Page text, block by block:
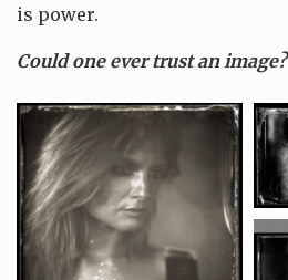
is power.
Could one ever trust an image?